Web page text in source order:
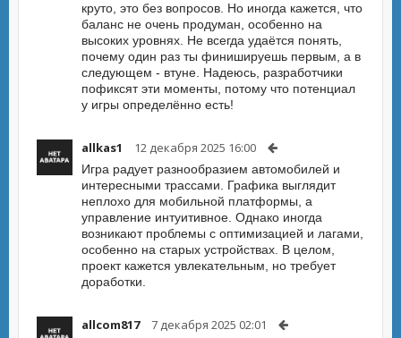
круто, это без вопросов. Но иногда кажется, что
баланс не очень продуман, особенно на
высоких уровнях. Не всегда удаётся понять,
почему один раз ты финишируешь первым, а в
следующем - втуне. Надеюсь, разработчики
пофиксят эти моменты, потому что потенциал
у игры определённо есть!
allkas1 12 декабря 2025 16:00
Игра радует разнообразием автомобилей и
интересными трассами. Графика выглядит
неплохо для мобильной платформы, а
управление интуитивное. Однако иногда
возникают проблемы с оптимизацией и лагами,
особенно на старых устройствах. В целом,
проект кажется увлекательным, но требует
доработки.
allcom817 7 декабря 2025 02:01